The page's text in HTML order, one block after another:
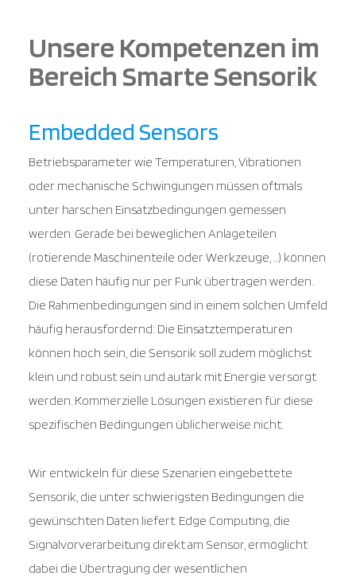
Unsere Kompetenzen im
Bereich Smarte Sensorik
Embedded Sensors
Betriebsparameter wie Temperaturen, Vibrationen
oder mechanische Schwingungen müssen oftmals
unter harschen Einsatzbedingungen gemessen
werden. Gerade bei beweglichen Anlageteilen
(rotierende Maschinenteile oder Werkzeuge, …) können
diese Daten häufig nur per Funk übertragen werden.
Die Rahmenbedingungen sind in einem solchen Umfeld
häufig herausfordernd: Die Einsatztemperaturen
können hoch sein, die Sensorik soll zudem möglichst
klein und robust sein und autark mit Energie versorgt
werden. Kommerzielle Lösungen existieren für diese
spezifischen Bedingungen üblicherweise nicht.
Wir entwickeln für diese Szenarien eingebettete
Sensorik, die unter schwierigsten Bedingungen die
gewünschten Daten liefert. Edge Computing, die
Signalvorverarbeitung direkt am Sensor, ermöglicht
dabei die Übertragung der wesentlichen